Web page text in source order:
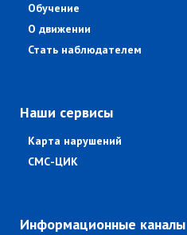
Обучение
О движении
Стать наблюдателем
Наши сервисы
Карта нарушений
СМС-ЦИК
Информационные каналы